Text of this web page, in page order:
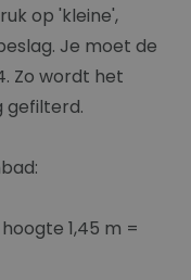
op 'kleine',
Je moet de
Zo wordt het
gefilterd.
1,45 m =